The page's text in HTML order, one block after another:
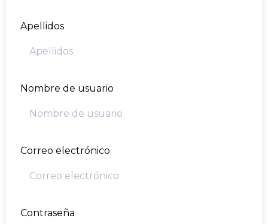
Apellidos
Nombre de usuario
Correo electrónico
Contraseña